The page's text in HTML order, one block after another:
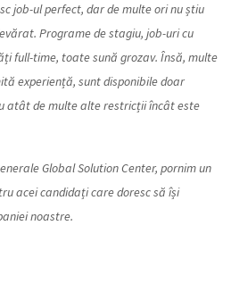
job-ul perfect, dar de multe ori nu știu
Programe de stagiu, job-uri cu
full-time, toate sună grozav. Însă, multe
experiență, sunt disponibile doar
atât de multe alte restricții încât este
Global Solution Center, pornim un
acei candidați care doresc să își
noastre.